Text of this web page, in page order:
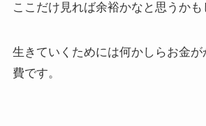
ここだけ見れば余裕かなと思うかも
生きていくためには何かしらお金が
費です。